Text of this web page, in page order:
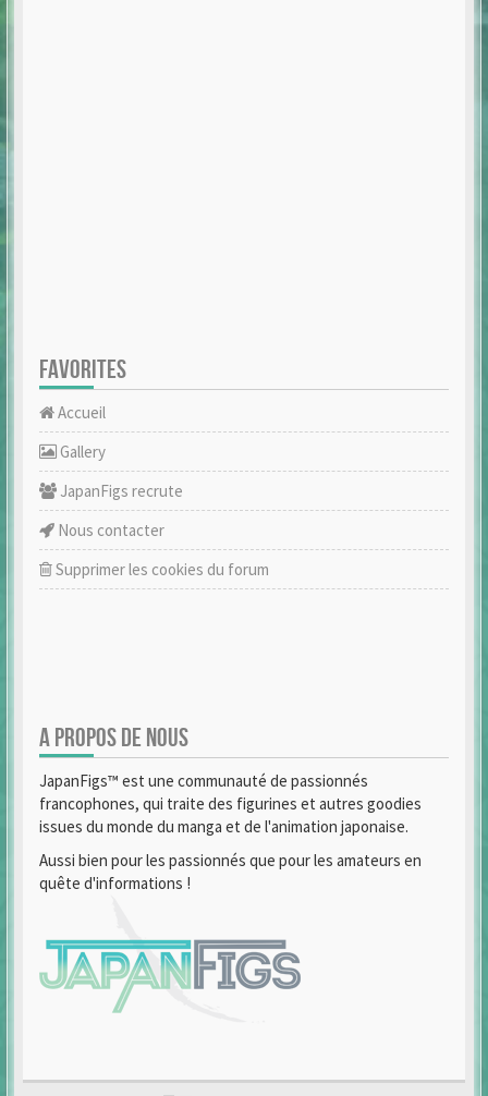
FAVORITES
Accueil
Gallery
JapanFigs recrute
Nous contacter
Supprimer les cookies du forum
A PROPOS DE NOUS
JapanFigs™ est une communauté de passionnés
francophones, qui traite des figurines et autres goodies
issues du monde du manga et de l'animation japonaise.
Aussi bien pour les passionnés que pour les amateurs en
quête d'informations !